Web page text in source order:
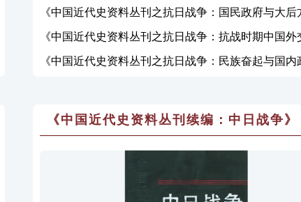
《中国近代史资料丛刊之抗日战争：国民政府与大后
济》
《中国近代史资料丛刊之抗日战争：抗战时期中国外
《中国近代史资料丛刊之抗日战争：民族奋起与国内
《中国近代史资料丛刊续编：中日战争》